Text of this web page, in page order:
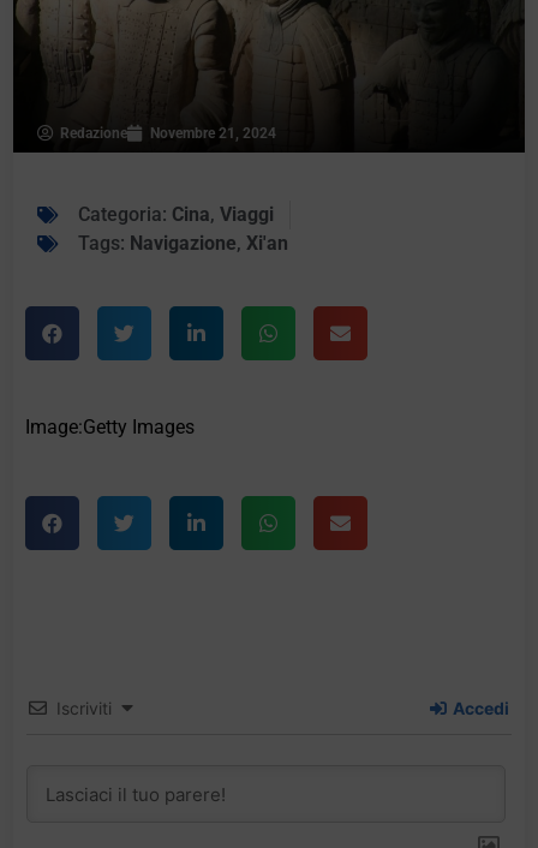
Redazione Novembre 21, 2024
Categoria: Cina,Viaggi
Tags: Navigazione,Xi'an
Image:Getty Images
Iscriviti Accedi